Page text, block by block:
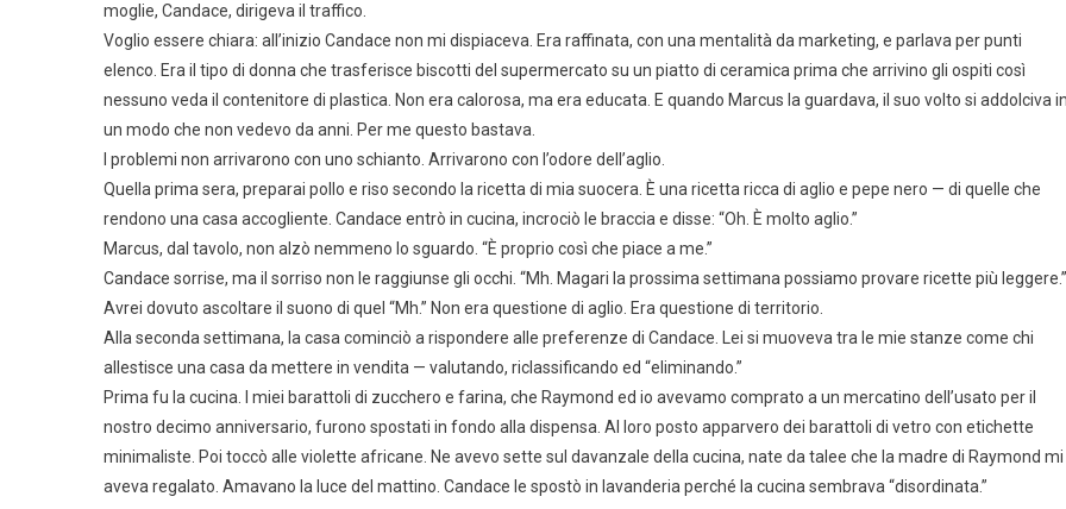
moglie, Candace, dirigeva il traffico.
Voglio essere chiara: all’inizio Candace non mi dispiaceva. Era raffinata, con una mentalità da marketing, e parlava per punti
elenco. Era il tipo di donna che trasferisce biscotti del supermercato su un piatto di ceramica prima che arrivino gli ospiti così
nessuno veda il contenitore di plastica. Non era calorosa, ma era educata. E quando Marcus la guardava, il suo volto si addolciva
un modo che non vedevo da anni. Per me questo bastava.
I problemi non arrivarono con uno schianto. Arrivarono con l’odore dell’aglio.
Quella prima sera, preparai pollo e riso secondo la ricetta di mia suocera. È una ricetta ricca di aglio e pepe nero — di quelle che
rendono una casa accogliente. Candace entrò in cucina, incrociò le braccia e disse: “Oh. È molto aglio.”
Marcus, dal tavolo, non alzò nemmeno lo sguardo. “È proprio così che piace a me.”
Candace sorrise, ma il sorriso non le raggiunse gli occhi. “Mh. Magari la prossima settimana possiamo provare ricette più leggere.”
Avrei dovuto ascoltare il suono di quel “Mh.” Non era questione di aglio. Era questione di territorio.
Alla seconda settimana, la casa cominciò a rispondere alle preferenze di Candace. Lei si muoveva tra le mie stanze come chi
allestisce una casa da mettere in vendita — valutando, riclassificando ed “eliminando.”
Prima fu la cucina. I miei barattoli di zucchero e farina, che Raymond ed io avevamo comprato a un mercatino dell’usato per il
nostro decimo anniversario, furono spostati in fondo alla dispensa. Al loro posto apparvero dei barattoli di vetro con etichette
minimaliste. Poi toccò alle violette africane. Ne avevo sette sul davanzale della cucina, nate da talee che la madre di Raymond mi
aveva regalato. Amavano la luce del mattino. Candace le spostò in lavanderia perché la cucina sembrava “disordinata.”